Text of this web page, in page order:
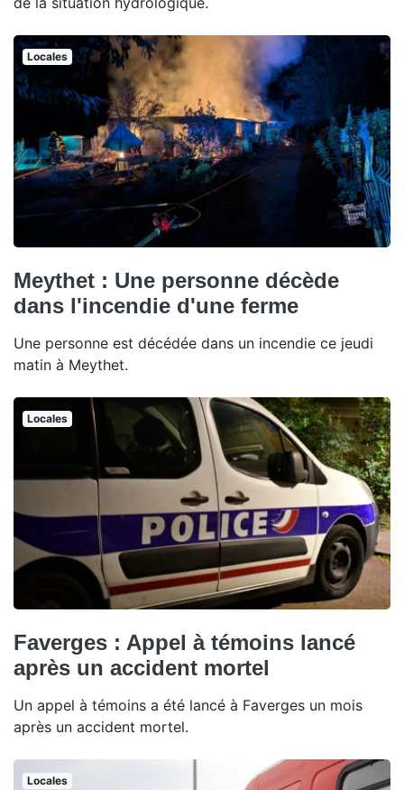
Locales
Meythet : Une personne décède
dans l'incendie d'une ferme
Une personne est décédée dans un incendie ce jeudi
matin à Meythet.
Locales
Faverges : Appel à témoins lancé
après un accident mortel
Un appel à témoins a été lancé à Faverges un mois
après un accident mortel.
Locales